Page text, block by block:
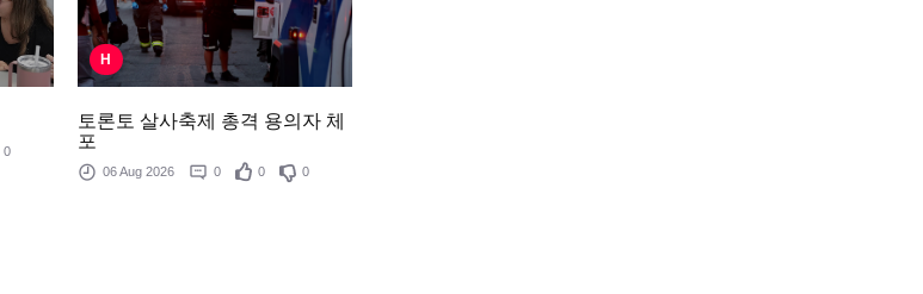
0
H
토론토 살사축제 총격 용의자 체
포
06 Aug 2026 0 0 0